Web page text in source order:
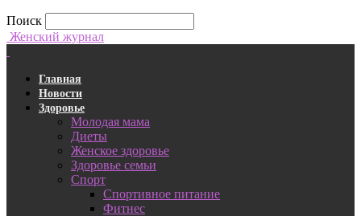
Поиск
Женский журнал
Главная
Новости
Здоровье
Молодая мама
Диеты
Женское здоровье
Здоровье семьи
Спорт
Спортивное питание
Фитнес